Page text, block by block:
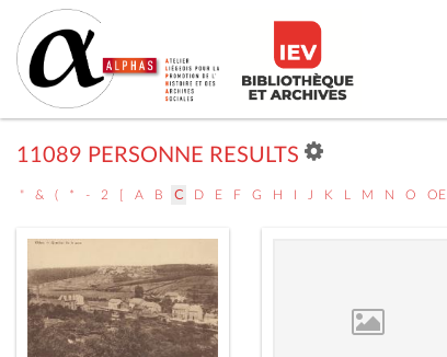
11089 PERSONNE RESULTS
" & ( * - 2 [ A B C D E F G H I J K L M N O OE